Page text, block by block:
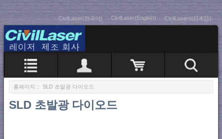
CivilLaser(한국어) CivilLaser(English) CivilLasers(日本語)
홈페이지 :: SLD 초발광 다이오드
SLD 초발광 다이오드